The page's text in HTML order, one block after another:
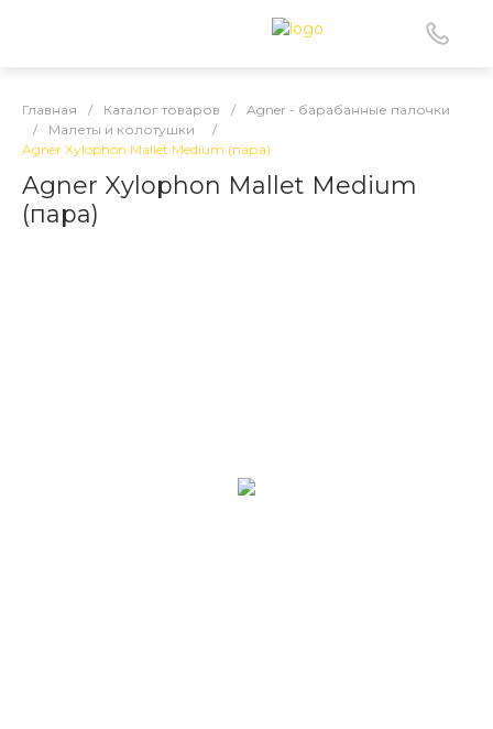
Главная / Каталог товаров /
Agner - барабанные палочки
/
Малеты и колотушки
/
Agner Xylophon Mallet Medium (пара)
Agner Xylophon Mallet Medium
(пара)